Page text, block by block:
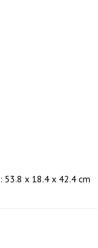
: 53.8 x 18.4 x 42.4 cm